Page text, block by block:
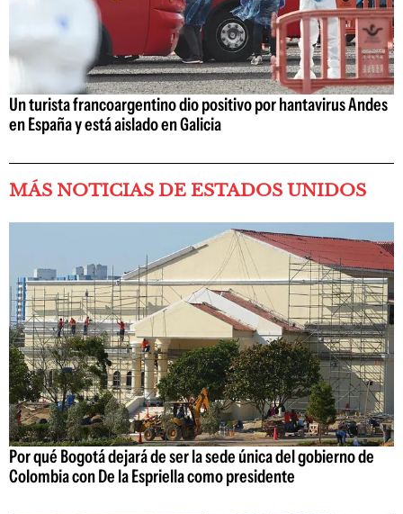
Un turista francoargentino dio positivo por hantavirus Andes
en España y está aislado en Galicia
MÁS NOTICIAS DE ESTADOS UNIDOS
Por qué Bogotá dejará de ser la sede única del gobierno de
Colombia con De la Espriella como presidente